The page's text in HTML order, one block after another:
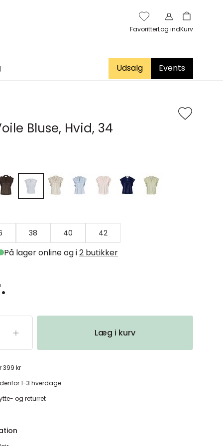
FavoritterLog indKurv
Udsalg Events
Bluse, Hvid, 34
38 40 42
På lager online og i2 butikker
Læg i kurv
399 kr
1-3 hverdage
og returret